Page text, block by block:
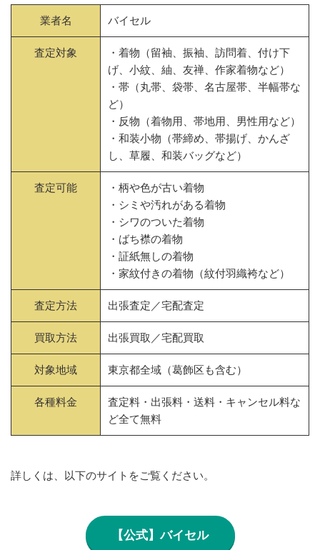
業者名 バイセル
査定対象
・着物（留袖、振袖、訪問着、付け下
げ、小紋、紬、友禅、作家着物など）
・帯（丸帯、袋帯、名古屋帯、半幅帯な
ど）
・反物（着物用、帯地用、男性用など）
・和装小物（帯締め、帯揚げ、かんざ
し、草履、和装バッグなど）
査定可能
・柄や色が古い着物
・シミや汚れがある着物
・シワのついた着物
・ばち襟の着物
・証紙無しの着物
・家紋付きの着物（紋付羽織袴など）
査定方法 出張査定／宅配査定
買取方法 出張買取／宅配買取
対象地域 東京都全域（葛飾区も含む）
各種料金
査定料・出張料・送料・キャンセル料な
ど全て無料
詳しくは、以下のサイトをご覧ください。
【公式】バイセル